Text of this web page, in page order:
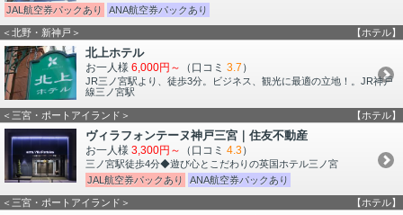
JAL航空券パックあり
ANA航空券パックあり
＜北野・新神戸＞ 【ホテル】
北上ホテル
お一人様 6,000円～ （口コミ 3.7 ）
JR三ノ宮駅より、徒歩3分。ビジネス、観光に最適の立地！。JR神戸
線三ノ宮駅
＜三宮・ポートアイランド＞ 【ホテル】
ヴィラフォンテーヌ神戸三宮｜住友不動産
お一人様 3,300円～ （口コミ 4.3）
三ノ宮駅徒歩4分◆遊び心とこだわりの英国ホテル三ノ宮
JAL航空券パックあり
ANA航空券パックあり
＜三宮・ポートアイランド＞ 【ホテル】